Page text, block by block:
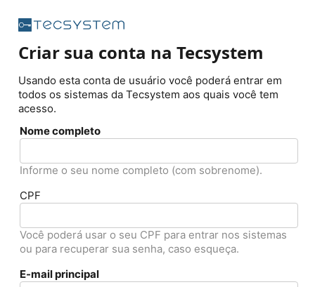
Criar sua conta na Tecsystem
Usando esta conta de usuário você poderá entrar em
todos os sistemas da Tecsystem aos quais você tem
acesso.
Nome completo
Informe o seu nome completo (com sobrenome).
CPF
Você poderá usar o seu CPF para entrar nos sistemas
ou para recuperar sua senha, caso esqueça.
E-mail principal